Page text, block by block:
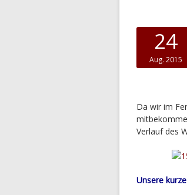
24
Aug. 2015
Da wir im
Verlauf des
Unsere